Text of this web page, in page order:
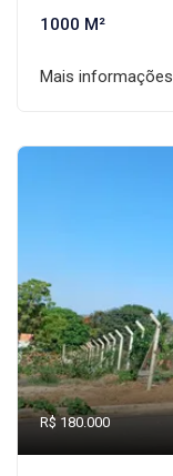
1000 M²
Mais informações
R$ 180.000